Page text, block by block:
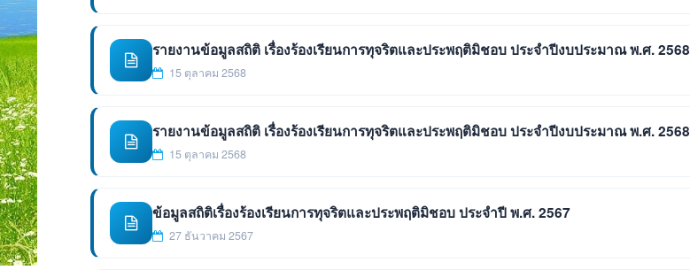
รายงานข้อมูลสถิติ เรื่องร้องเรียนการทุจริตและประพฤติมิชอบ ประจำปีงบประมาณ พ.ศ. 2568
15 ตุลาคม 2568
รายงานข้อมูลสถิติ เรื่องร้องเรียนการทุจริตและประพฤติมิชอบ ประจำปีงบประมาณ พ.ศ. 2568
15 ตุลาคม 2568
ข้อมูลสถิติเรื่องร้องเรียนการทุจริตและประพฤติมิชอบ ประจำปี พ.ศ. 2567
27 ธันวาคม 2567